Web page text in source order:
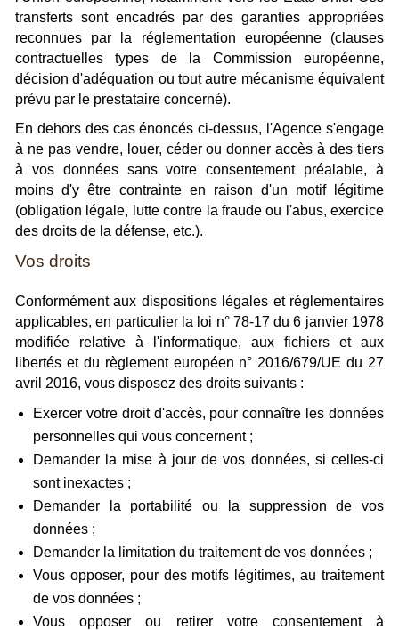
transferts sont encadrés par des garanties appropriées
reconnues par la réglementation européenne (clauses
contractuelles types de la Commission européenne,
décision d'adéquation ou tout autre mécanisme équivalent
prévu par le prestataire concerné).
En dehors des cas énoncés ci-dessus, l'Agence s'engage
à ne pas vendre, louer, céder ou donner accès à des tiers
à vos données sans votre consentement préalable, à
moins d'y être contrainte en raison d'un motif légitime
(obligation légale, lutte contre la fraude ou l'abus, exercice
des droits de la défense, etc.).
Vos droits
Conformément aux dispositions légales et réglementaires
applicables, en particulier la loi n° 78-17 du 6 janvier 1978
modifiée relative à l'informatique, aux fichiers et aux
libertés et du règlement européen n° 2016/679/UE du 27
avril 2016, vous disposez des droits suivants :
Exercer votre droit d'accès, pour connaître les données
personnelles qui vous concernent ;
Demander la mise à jour de vos données, si celles-ci
sont inexactes ;
Demander la portabilité ou la suppression de vos
données ;
Demander la limitation du traitement de vos données ;
Vous opposer, pour des motifs légitimes, au traitement
de vos données ;
Vous opposer ou retirer votre consentement à